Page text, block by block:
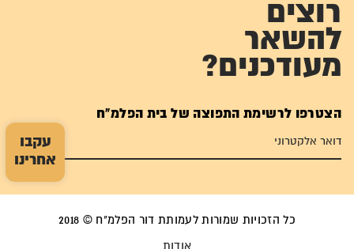
עקבו
אחרינו
רוצים
להשאר
מעודכנים?
הצטרפו לרשימת התפוצה של בית הפלמ"ח
כל הזכויות שמורות לעמותת דור הפלמ"ח © 2018
אודות